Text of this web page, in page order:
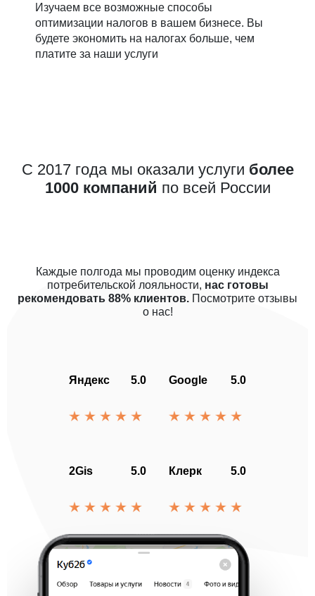
Изучаем все возможные способы
оптимизации налогов в вашем бизнесе. Вы
будете экономить на налогах больше, чем
платите за наши услуги
С 2017 года мы оказали услуги более
1000 компаний по всей России
Каждые полгода мы проводим оценку индекса
потребительской лояльности, нас готовы
рекомендовать 88% клиентов. Посмотрите отзывы
о нас!
Яндекс 5.0 Google 5.0
2Gis 5.0 Клерк 5.0